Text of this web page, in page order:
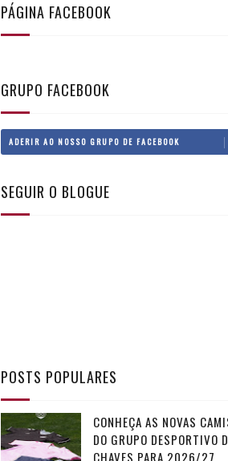
PÁGINA FACEBOOK
GRUPO FACEBOOK
ADERIR AO NOSSO GRUPO DE FACEBOOK
SEGUIR O BLOGUE
POSTS POPULARES
CONHEÇA AS NOVAS
DO GRUPO DESPORTIVO
CHAVES PARA 2026/27